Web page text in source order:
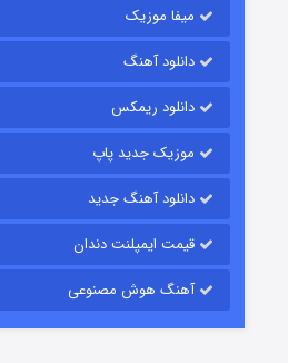
قسمت
شوگر فصل ۲
میفا موزیک
دانلود آهنگ
دانلود ریمکس
موزیک جدید پاپ
دانلود آهنگ جدید
قیمت ایمپلنت دندان
آهنگ هوش مصنوعی